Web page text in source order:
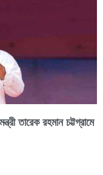
তারেক রহমান চট্টগ্রামে